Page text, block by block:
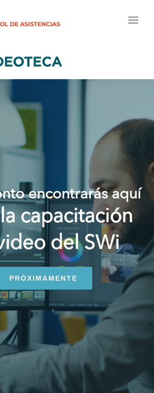
encontrarás aquí
capacitación
del SWi
PRÓXIMAMENTE